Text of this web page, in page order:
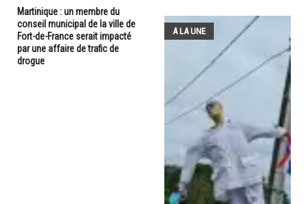
Martinique : un membre du
conseil municipal de la ville de
Fort-de-France serait impacté
par une affaire de trafic de
drogue
A LA UNE